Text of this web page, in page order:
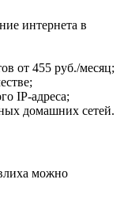
интернета в
от 455 руб./месяц;
IP-адреса;
домашних сетей.
можно